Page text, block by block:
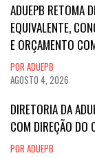
ADUEPB RETOMA
EQUIVALENTE,
E ORÇAMENTO
POR ADUEPB
AGOSTO 4, 2026
DIRETORIA DA
COM DIREÇÃO DO
POR ADUEPB